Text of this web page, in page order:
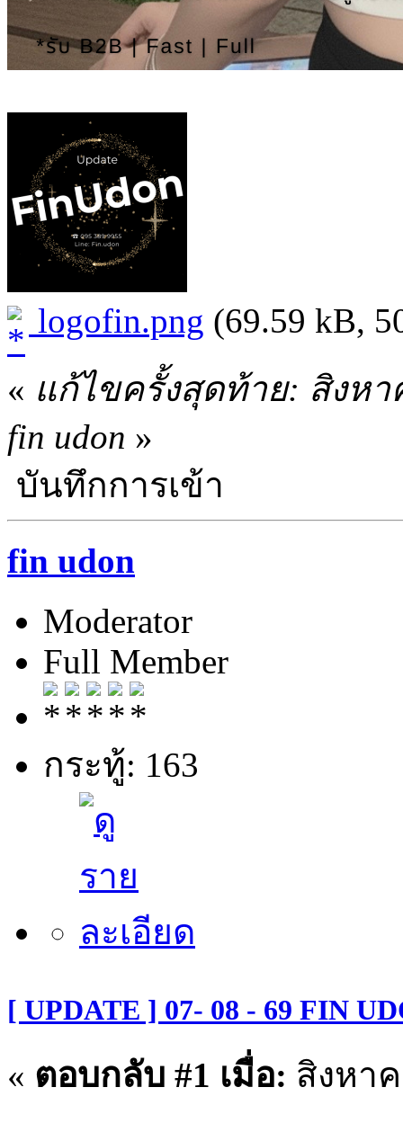
logofin.png (69.59 kB,
« แก้ไขครั้งสุดท้าย: สิงหา
fin udon »
บันทึกการเข้า
fin udon
Moderator
Full Member
กระทู้: 163
[ UPDATE ] 07- 08 - 69 FIN
« ตอบกลับ #1 เมื่อ: สิงหาค